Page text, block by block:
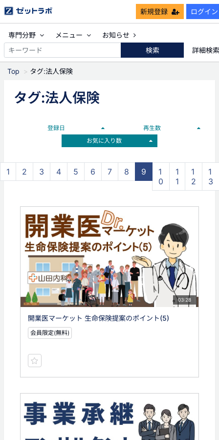
新規登録 ログイン
専門分野 メニュー
お知らせ
検索
詳細検
Top タグ:法人保険
タグ:法人保険
登録日
再生数
お気に入り数
1 2 3 4 5 6 7 8 9
1
0
1
1
1
2
1
3
03:28
開業医マーケット 生命保険提案のポイント(5)
会員限定(無料)